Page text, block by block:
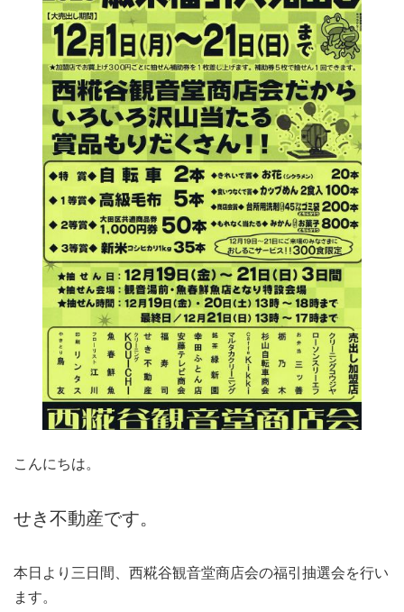
こんにちは。
せき不動産です。
本日より三日間、西糀谷観音堂商店会の福引抽選会を行い
ます。